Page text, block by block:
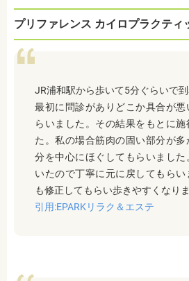
プリファレンス カイロプラクティ
JR浦和駅から歩いて5分ぐらいで到
最初に問診がありどこか具合が悪
らいました。その結果をもとに
た。私の場合筋肉の固い部分が
分を中心にほぐしてもらいまし
いたので丁寧に元に戻してもら
も修正してもらい歩きやすくなりま
引用:EPARKリラク＆エステ